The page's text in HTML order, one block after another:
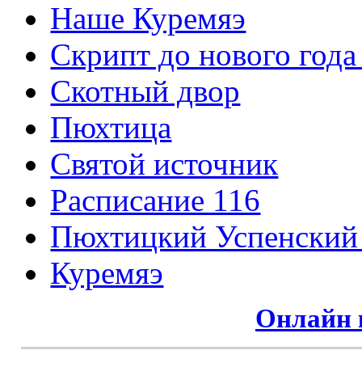
Наше Куремяэ
Скрипт до нового года
Cкотный двор
Пюхтица
Святой источник
Расписание 116
Пюхтицкий
Куремяэ
Онлайн